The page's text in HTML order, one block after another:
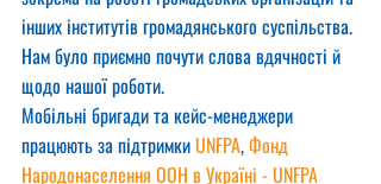
інших інститутів громадянського суспільства.
Нам було приємно почути слова вдячності й
щодо нашої роботи.
Мобільні бригади та кейс-менеджери
працюють за підтримки UNFPA, Фонд
Народонаселення ООН в Україні - UNFPA